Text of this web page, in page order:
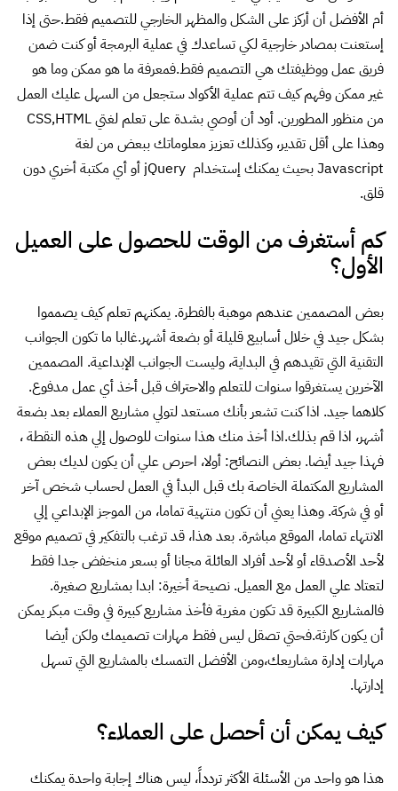
أم الأفضل أن أركز على الشكل والمظهر الخارجي للتصميم فقط.حتى إذا
إستعنت بمصادر خارجية لكي تساعدك في عملية البرمجة أو كنت ضمن
فريق عمل ووظيفتك هي التصميم فقط.فمعرفة ما هو ممكن وما هو
غير ممكن وفهم كيف تتم عملية الأكواد ستجعل من السهل عليك العمل
من منظور المطورين. أود أن أوصي بشدة على تعلم لغتي CSS,HTML
وهذا على أقل تقدير، وكذلك تعزيز معلوماتك ببعض من لغة
Javascript بحيث يمكنك إستخدام jQuery أو أي مكتبة أخري دون
قلق.
كم أستغرف من الوقت للحصول على العميل
الأول؟
بعض المصممين عندهم موهبة بالفطرة. يمكنهم تعلم كيف يصمموا
بشكل جيد في خلال أسابيع قليلة أو بضعة أشهر.غالبا ما تكون الجوانب
التقنية التي تقيدهم في البداية، وليست الجوانب الإبداعية. المصممين
الآخرين يستغرقوا سنوات للتعلم والاحتراف قبل أخذ أي عمل مدفوع.
كلاهما جيد. اذا كنت تشعر بأنك مستعد لتولي مشاريع العملاء بعد بضعة
أشهر، اذا قم بذلك.اذا أخذ منك هذا سنوات للوصول إلي هذه النقطة ،
فهذا جيد أيضا. بعض النصائح: أولا، احرص علي أن يكون لديك بعض
المشاريع المكتملة الخاصة بك قبل البدأ في العمل لحساب شخص آخر
أو في شركة. وهذا يعني أن تكون منتهية تماما، من الموجز الإبداعي إلي
الانتهاء تماما، الموقع مباشرة. بعد هذا، قد ترغب بالتفكير في تصميم موقع
لأحد الأصدقاء أو لأحد أفراد العائلة مجانا أو بسعر منخفض جدا فقط
لتعتاد علي العمل مع العميل. نصيحة أخيرة: ابدا بمشاريع صغيرة.
فالمشاريع الكبيرة قد تكون مغرية فأخذ مشاريع كبيرة في وقت مبكر يمكن
أن يكون كارثة.فحتي تصقل ليس فقط مهارات تصميمك ولكن أيضا
مهارات إدارة مشاريعك،ومن الأفضل التمسك بالمشاريع التي تسهل
إدارتها.
كيف يمكن أن أحصل على العملاء؟
هذا هو واحد من الأسئلة الأكثر تردداً، ليس هناك إجابة واحدة يمكنك